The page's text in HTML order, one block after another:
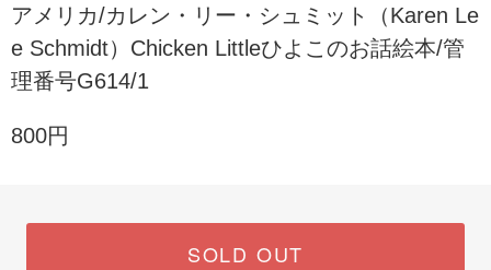
アメリカ/カレン・リー・シュミット（Karen Le
e Schmidt）Chicken Littleひよこのお話絵本/管
理番号G614/1
800円
SOLD OUT